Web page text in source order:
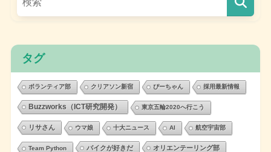
タグ
ボランティア部 クリアソン新宿 ぴーちゃん 採用最新情報
Buzzworks（ICT研究開発） 東京五輪2020へ行こう
リサさん ウマ娘 十大ニュース AI 航空宇宙部
Team Python バイクが好きだ オリエンテーリング部